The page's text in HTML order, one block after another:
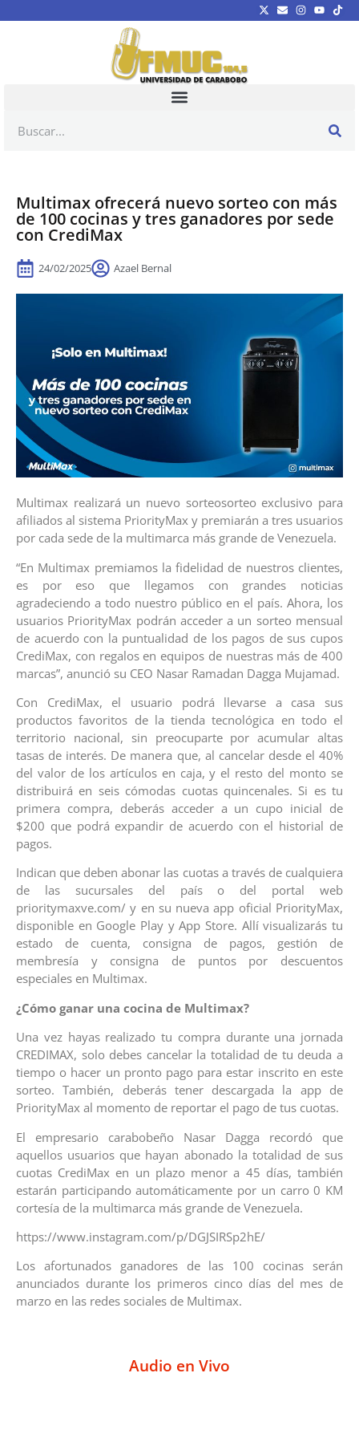
Multimax ofrecerá nuevo sorteo con más
de 100 cocinas y tres ganadores por sede
con CrediMax
24/02/2025 Azael Bernal
Multimax realizará un nuevo sorteosorteo exclusivo para
afiliados al sistema PriorityMax y premiarán a tres usuarios
por cada sede de la multimarca más grande de Venezuela.
“En Multimax premiamos la fidelidad de nuestros clientes,
es por eso que llegamos con grandes noticias
agradeciendo a todo nuestro público en el país. Ahora, los
usuarios PriorityMax podrán acceder a un sorteo mensual
de acuerdo con la puntualidad de los pagos de sus cupos
CrediMax, con regalos en equipos de nuestras más de 400
marcas”, anunció su CEO Nasar Ramadan Dagga Mujamad.
Con CrediMax, el usuario podrá llevarse a casa sus
productos favoritos de la tienda tecnológica en todo el
territorio nacional, sin preocuparte por acumular altas
tasas de interés. De manera que, al cancelar desde el 40%
del valor de los artículos en caja, y el resto del monto se
distribuirá en seis cómodas cuotas quincenales. Si es tu
primera compra, deberás acceder a un cupo inicial de
$200 que podrá expandir de acuerdo con el historial de
pagos.
Indican que deben abonar las cuotas a través de cualquiera
de las sucursales del país o del portal web
prioritymaxve.com/ y en su nueva app oficial PriorityMax,
disponible en Google Play y App Store. Allí visualizarás tu
estado de cuenta, consigna de pagos, gestión de
membresía y consigna de puntos por descuentos
especiales en Multimax.
¿Cómo ganar una cocina de Multimax?
Una vez hayas realizado tu compra durante una jornada
CREDIMAX, solo debes cancelar la totalidad de tu deuda a
tiempo o hacer un pronto pago para estar inscrito en este
sorteo. También, deberás tener descargada la app de
PriorityMax al momento de reportar el pago de tus cuotas.
El empresario carabobeño Nasar Dagga recordó que
aquellos usuarios que hayan abonado la totalidad de sus
cuotas CrediMax en un plazo menor a 45 días, también
estarán participando automáticamente por un carro 0 KM
cortesía de la multimarca más grande de Venezuela.
https://www.instagram.com/p/DGJSIRSp2hE/
Los afortunados ganadores de las 100 cocinas serán
anunciados durante los primeros cinco días del mes de
marzo en las redes sociales de Multimax.
Audio en Vivo